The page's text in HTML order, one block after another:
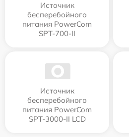
Источник
бесперебойного
питания PowerCom
SPT-700-II
Источник
бесперебойного
питания PowerCom
SPT-3000-II LCD